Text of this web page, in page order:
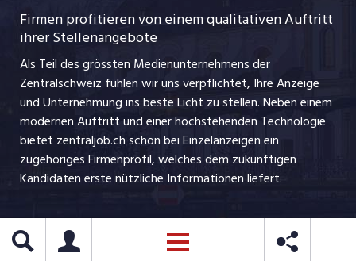
Firmen profitieren von einem qualitativen Auftritt
ihrer Stellenangebote
Als Teil des grössten Medienunternehmens der
Zentralschweiz fühlen wir uns verpflichtet, Ihre Anzeige
und Unternehmung ins beste Licht zu stellen. Neben einem
modernen Auftritt und einer hochstehenden Technologie
bietet zentraljob.ch schon bei Einzelanzeigen ein
zugehöriges Firmenprofil, welches dem zukünftigen
Kandidaten erste nützliche Informationen liefert.